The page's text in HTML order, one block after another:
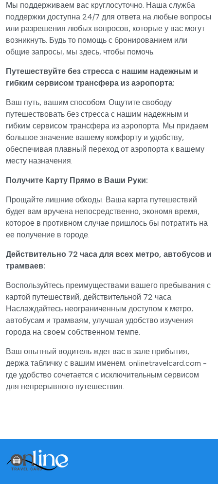
Мы поддерживаем вас круглосуточно. Наша служба
поддержки доступна 24/7 для ответа на любые вопросы
или разрешения любых вопросов, которые у вас могут
возникнуть. Будь то помощь с бронированием или
общие запросы, мы здесь, чтобы помочь.
Путешествуйте без стресса с нашим надежным и
гибким сервисом трансфера из аэропорта:
Ваш путь, вашим способом. Ощутите свободу
путешествовать без стресса с нашим надежным и
гибким сервисом трансфера из аэропорта. Мы придаем
большое значение вашему комфорту и удобству,
обеспечивая плавный переход от аэропорта к вашему
месту назначения.
Получите Карту Прямо в Ваши Руки:
Прощайте лишние обходы. Ваша карта путешествий
будет вам вручена непосредственно, экономя время,
которое в противном случае пришлось бы потратить на
ее получение в городе.
Действительно 72 часа для всех метро, автобусов и
трамваев:
Воспользуйтесь преимуществами вашего пребывания с
картой путешествий, действительной 72 часа.
Наслаждайтесь неограниченным доступом к метро,
автобусам и трамваям, улучшая удобство изучения
города на своем собственном темпе.
Ваш опытный водитель ждет вас в зале прибытия,
держа табличку с вашим именем. onlinetravelcard.com -
где удобство сочетается с исключительным сервисом
для непрерывного путешествия.